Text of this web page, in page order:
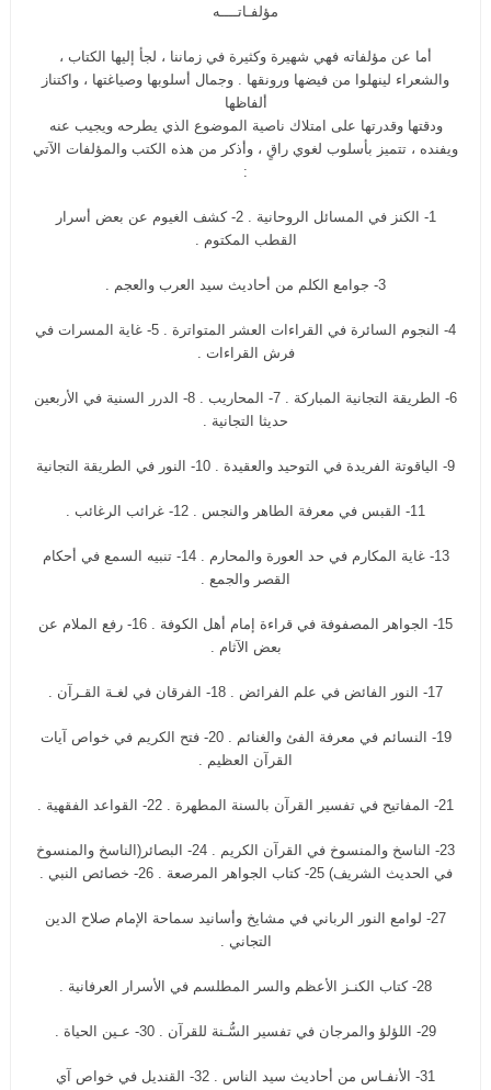
مؤلفـاتــــه
أما عن مؤلفاته فهي شهيرة وكثيرة في زماننا ، لجأ إليها الكتاب ،
والشعراء لينهلوا من فيضها ورونقها . وجمال أسلوبها وصياغتها ، واكتناز
ألفاظها
ودقتها وقدرتها على امتلاك ناصية الموضوع الذي يطرحه ويجيب عنه
ويفنده ، تتميز بأسلوب لغوي راقٍ ، وأذكر من هذه الكتب والمؤلفات الآتي
:
1- الكنز في المسائل الروحانية . 2- كشف الغيوم عن بعض أسرار
القطب المكتوم .
3- جوامع الكلم من أحاديث سيد العرب والعجم .
4- النجوم السائرة في القراءات العشر المتواترة . 5- غاية المسرات في
فرش القراءات .
6- الطريقة التجانية المباركة . 7- المحاريب . 8- الدرر السنية في الأربعين
حديثا التجانية .
9- الياقوتة الفريدة في التوحيد والعقيدة . 10- النور في الطريقة التجانية
11- القبس في معرفة الطاهر والنجس . 12- غرائب الرغائب .
13- غاية المكارم في حد العورة والمحارم . 14- تنبيه السمع في أحكام
القصر والجمع .
15- الجواهر المصفوفة في قراءة إمام أهل الكوفة . 16- رفع الملام عن
بعض الآثام .
17- النور الفائض في علم الفرائض . 18- الفرقان في لغـة القـرآن .
19- النسائم في معرفة الفئ والغنائم . 20- فتح الكريم في خواص آيات
القرآن العظيم .
21- المفاتيح في تفسير القرآن بالسنة المطهرة . 22- القواعد الفقهية .
23- الناسخ والمنسوخ في القرآن الكريم . 24- البصائر(الناسخ والمنسوخ
في الحديث الشريف) 25- كتاب الجواهر المرصعة . 26- خصائص النبي .
27- لوامع النور الرباني في مشايخ وأسانيد سماحة الإمام صلاح الدين
التجاني .
28- كتاب الكنـز الأعظم والسر المطلسم في الأسرار العرفانية .
29- اللؤلؤ والمرجان في تفسير السُّـنة للقرآن . 30- عـين الحياة .
31- الأنفـاس من أحاديث سيد الناس . 32- القنديل في خواص آي